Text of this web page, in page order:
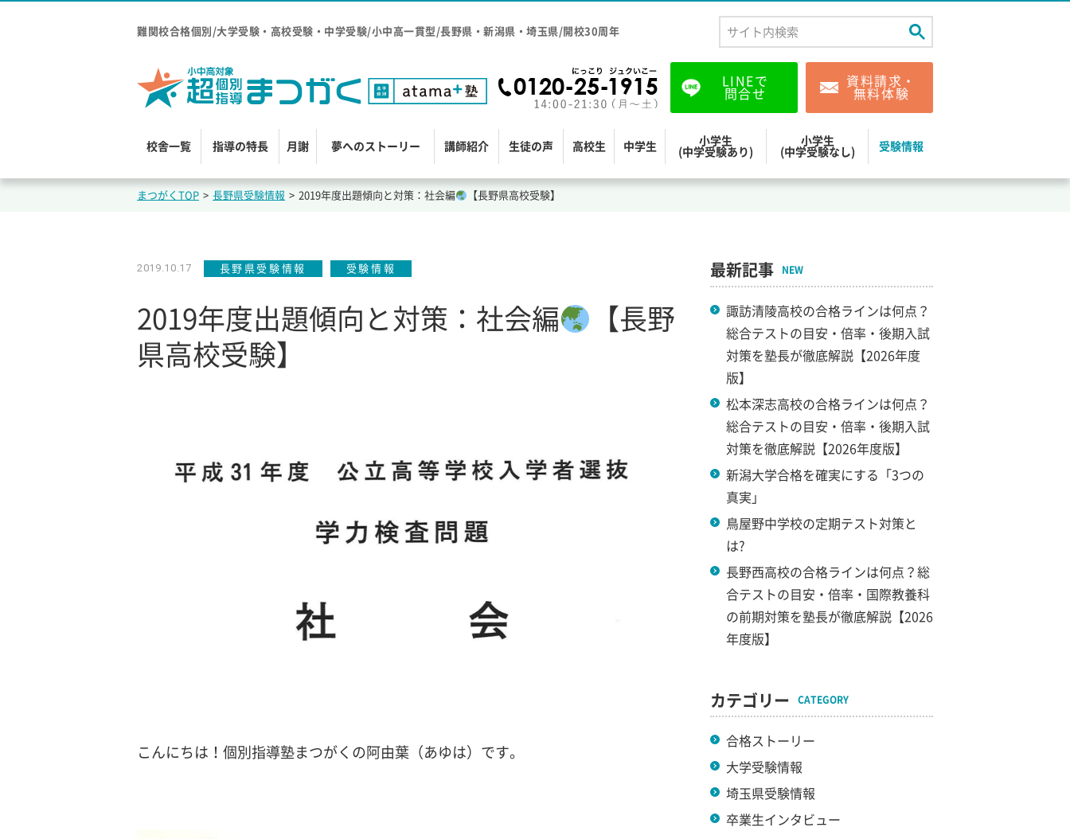
難関校合格個別/大学受験・高校受験・中学受験/小中高一貫型/長野県・新潟県・埼玉県/開校30周年
LINEで
問合せ
資料請求・
無料体験
校舎一覧 指導の特長 月謝 夢へのストーリー 講師紹介 生徒の声 高校生 中学生
小学生
(中学受験あり)
小学生
(中学受験なし)
受験情報
まつがくTOP > 長野県受験情報 > 2019年度出題傾向と対策：社会編 【長野県高校受験】
2019.10.17 長野県受験情報 受験情報
2019年度出題傾向と対策：社会編
【長野
県高校受験】
こんにちは！個別指導塾まつがくの阿由葉（あゆは）です。
最新記事 NEW
諏訪清陵高校の合格ラインは何点？
総合テストの目安・倍率・後期入試
対策を塾長が徹底解説【2026年度
版】
松本深志高校の合格ラインは何点？
総合テストの目安・倍率・後期入試
対策を徹底解説【2026年度版】
新潟大学合格を確実にする「3つの
真実」
鳥屋野中学校の定期テスト対策と
は?
長野西高校の合格ラインは何点？総
合テストの目安・倍率・国際教養科
の前期対策を塾長が徹底解説【2026
年度版】
カテゴリー CATEGORY
合格ストーリー
大学受験情報
埼玉県受験情報
卒業生インタビュー